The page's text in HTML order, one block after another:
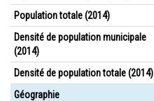
Population totale (2014)
Densité de population municipale
(2014)
Densité de population totale (2014)
Géographie